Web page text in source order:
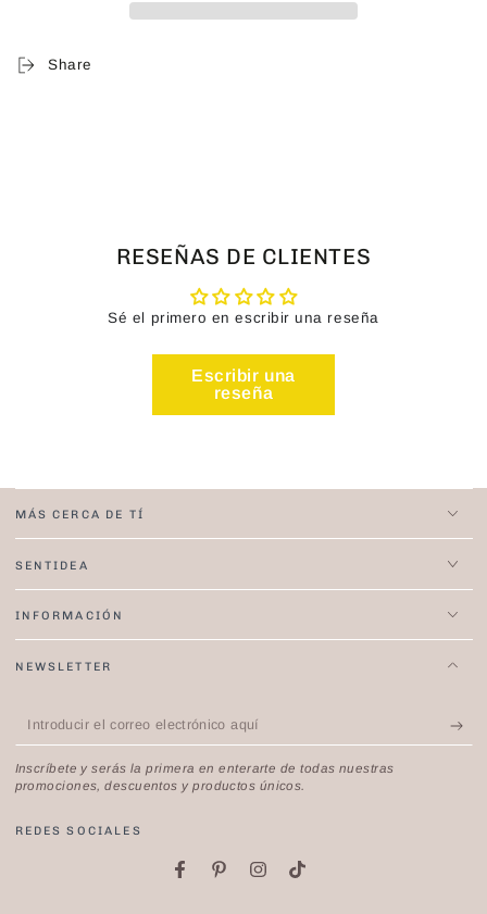
Share
RESEÑAS DE CLIENTES
Sé el primero en escribir una reseña
Escribir una
reseña
MÁS CERCA DE TÍ
SENTIDEA
INFORMACIÓN
NEWSLETTER
Introducir
el
correo
Inscríbete y serás la primera en enterarte de todas nuestras
promociones, descuentos y productos únicos.
REDES SOCIALES
FacebookPinterestInstagramTikTok